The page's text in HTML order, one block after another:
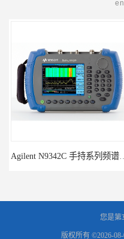
Agilent N9342C 手持系列频谱分析仪
您是第
版权所有 ©2026-